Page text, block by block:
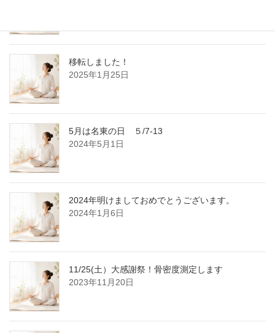
移転しました！
2025年1月25日
5月は名東の日 ５/7-13
2024年5月1日
2024年明けましておめでとうございます。
2024年1月6日
11/25(土）大感謝祭！骨密度測定します
2023年11月20日